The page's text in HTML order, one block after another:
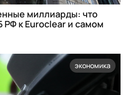
миллиарды: что
РФ к Euroclear и самом
экономика